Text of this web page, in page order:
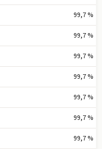
99,7 %
99,7 %
99,7 %
99,7 %
99,7 %
99,7 %
99,7 %